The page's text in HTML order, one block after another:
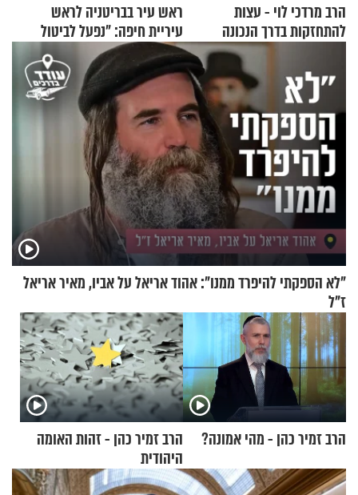
הרב מרדכי לוי - עצות
להתחזקות בדרך הנכונה
ראש עיר בבריטניה לראש
עיריית חיפה: ״נפעל לביטול
ברית הערים התאומות״
"לא הספקתי להיפרד ממנו": אהוד אריאל על אביו, מאיר אריאל
ז"ל
הרב זמיר כהן - מהי אמונה?
הרב זמיר כהן - זהות האומה
היהודית